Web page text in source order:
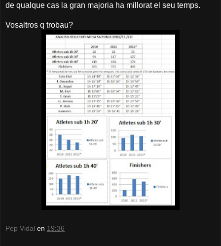
de qualque cas la gran majoria ha millorat el seu temps.
Vosaltros q trobau?
Pep Vidal en 19:36